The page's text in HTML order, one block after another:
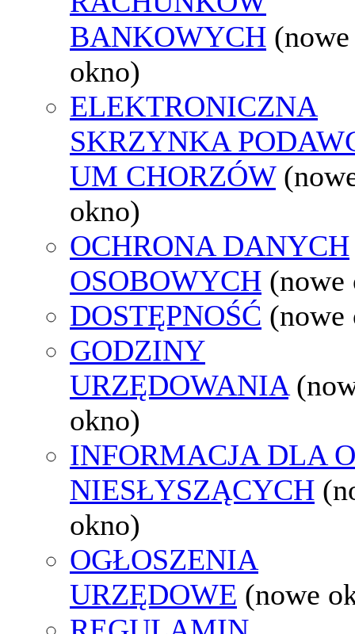
BANKOWYCH (nowe
okno)
ELEKTRONICZNA
SKRZYNKA
UM CHORZÓW
okno)
OCHRONA DANYCH
OSOBOWYCH (nowe
DOSTĘPNOŚĆ (nowe
GODZINY
URZĘDOWANIA
okno)
INFORMACJA DLA
NIESŁYSZĄCYCH
okno)
OGŁOSZENIA
URZĘDOWE (nowe